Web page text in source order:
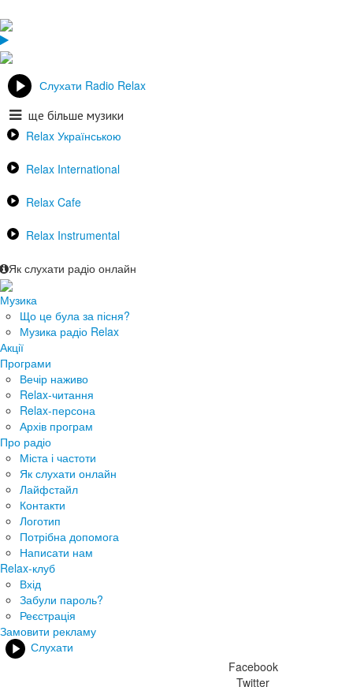
Слухати Radio Relax
ще більше музики
Relax Українською
Relax International
Relax Cafe
Relax Instrumental
Як слухати радіо онлайн
Музика
Що це була за пісня?
Музика радіо Relax
Акції
Програми
Вечір наживо
Relax-читання
Relax-персона
Архів програм
Про радіо
Міста і частоти
Як слухати онлайн
Лайфстайл
Контакти
Логотип
Потрібна допомога
Написати нам
Relax-клуб
Вхід
Забули пароль?
Реєстрація
Замовити рекламу
Слухати
Facebook
Twitter